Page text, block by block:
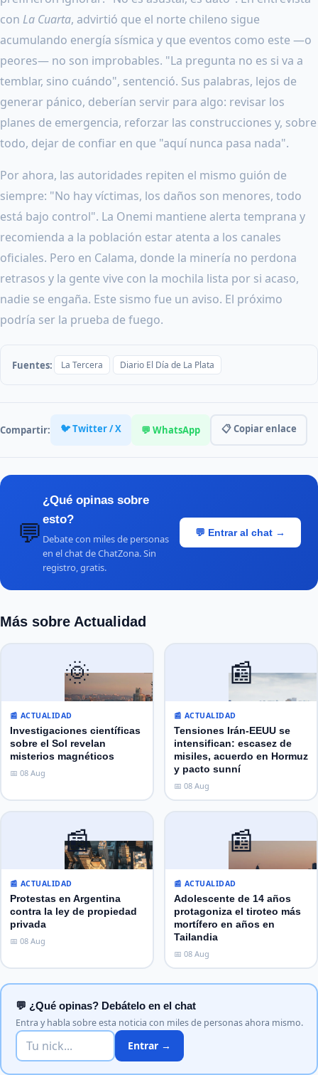
con La Cuarta, advirtió que el norte chileno sigue
acumulando energía sísmica y que eventos como este —o
peores— no son improbables. "La pregunta no es si va a
temblar, sino cuándo", sentenció. Sus palabras, lejos de
generar pánico, deberían servir para algo: revisar los
planes de emergencia, reforzar las construcciones y, sobre
todo, dejar de confiar en que "aquí nunca pasa nada".
Por ahora, las autoridades repiten el mismo guión de
siempre: "No hay víctimas, los daños son menores, todo
está bajo control". La Onemi mantiene alerta temprana y
recomienda a la población estar atenta a los canales
oficiales. Pero en Calama, donde la minería no perdona
retrasos y la gente vive con la mochila lista por si acaso,
nadie se engaña. Este sismo fue un aviso. El próximo
podría ser la prueba de fuego.
Fuentes: La Tercera Diario El Día de La Plata
Compartir: 🐦 Twitter / X 💬 WhatsApp 📋 Copiar enlace
💬
¿Qué opinas sobre
esto?
Debate con miles de personas
en el chat de ChatZona. Sin
registro, gratis.
💬 Entrar al chat →
Más sobre Actualidad
🌞
📰 ACTUALIDAD
Investigaciones científicas
sobre el Sol revelan
misterios magnéticos
📅 08 Aug
📰
📰 ACTUALIDAD
Tensiones Irán-EEUU se
intensifican: escasez de
misiles, acuerdo en Hormuz
y pacto sunní
📅 08 Aug
📰
📰 ACTUALIDAD
Protestas en Argentina
contra la ley de propiedad
privada
📅 08 Aug
📰
📰 ACTUALIDAD
Adolescente de 14 años
protagoniza el tiroteo más
mortífero en años en
Tailandia
📅 08 Aug
💬 ¿Qué opinas? Debátelo en el chat
Entra y habla sobre esta noticia con miles de personas ahora mismo.
Entrar →